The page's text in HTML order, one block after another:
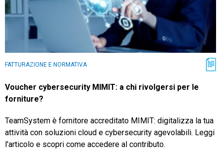
FATTURAZIONE E NORMATIVA
Voucher cybersecurity MIMIT: a chi rivolgersi per le
forniture?
TeamSystem è fornitore accreditato MIMIT: digitalizza la tua
attività con soluzioni cloud e cybersecurity agevolabili. Leggi
l'articolo e scopri come accedere al contributo.